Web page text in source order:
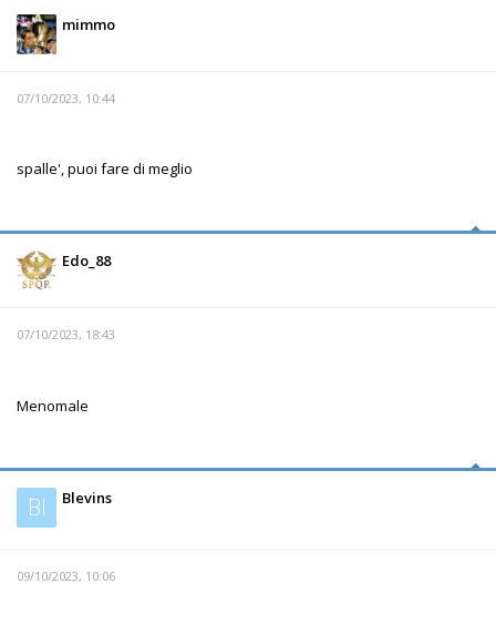
mimmo
07/10/2023, 10:44
spalle', puoi fare di meglio
Edo_88
07/10/2023, 18:43
Menomale
Bl Blevins
09/10/2023, 10:06